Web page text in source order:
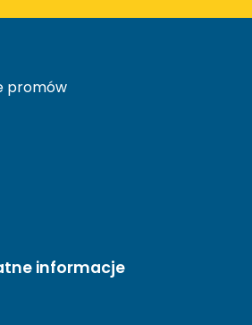
promów
informacje